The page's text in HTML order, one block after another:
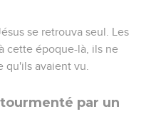
se retrouva seul. Les
cette époque-là, ils ne
qu'ils avaient vu.
par un